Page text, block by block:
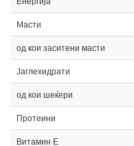
Масти
од кои заситени масти
Јаглехидрати
од кои шеќери
Протеини
Витамин Е